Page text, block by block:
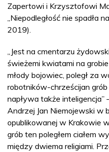
Zapertowi i Krzysztofowi
„Niepodległość nie spadła
2019).
„Jest na cmentarzu
świeżemi kwiatami na
młody bojowiec, poległ za
robotników-chrześcijan
napływa także inteligencja”
Andrzej Jan Niemojewski w
opublikowanej w Krakowie
grób ten poległem ciałem
między dwiema religiami.